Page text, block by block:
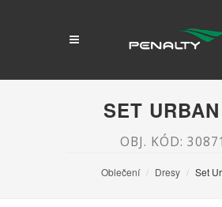
SET
OBJ. KÓD:
Oblečení Dresy Set